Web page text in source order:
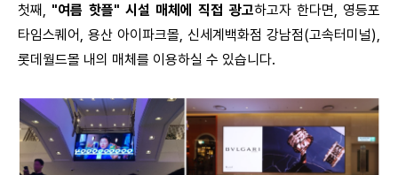
첫째, "여름 핫플" 시설 매체에 직접 광고하고자 한다면, 영등포
타임스퀘어, 용산 아이파크몰, 신세계백화점 강남점(고속터미널),
롯데월드몰 내의 매체를 이용하실 수 있습니다.